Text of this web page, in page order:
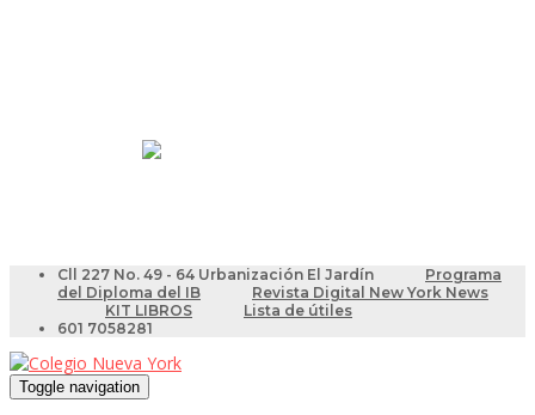
Cll 227 No. 49 - 64 Urbanización El Jardín
Programa
del Diploma del IB
Revista Digital New York News
KIT LIBROS
Lista de útiles
601 7058281
Toggle navigation